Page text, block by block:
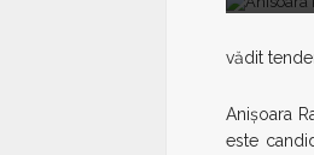
vădit
Anişoara
este